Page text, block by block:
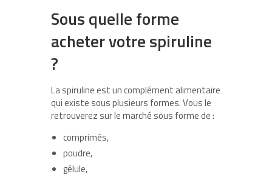
Sous quelle forme
acheter votre spiruline
?
La spiruline est un complément alimentaire
qui existe sous plusieurs formes. Vous le
retrouverez sur le marché sous forme de :
comprimés,
poudre,
gélule,